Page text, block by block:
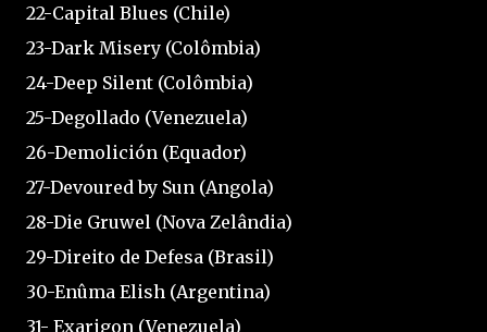
22-Capital Blues (Chile)
23-Dark Misery (Colômbia)
24-Deep Silent (Colômbia)
25-Degollado (Venezuela)
26-Demolición (Equador)
27-Devoured by Sun (Angola)
28-Die Gruwel (Nova Zelândia)
29-Direito de Defesa (Brasil)
30-Enûma Elish (Argentina)
31- Exarigon (Venezuela)